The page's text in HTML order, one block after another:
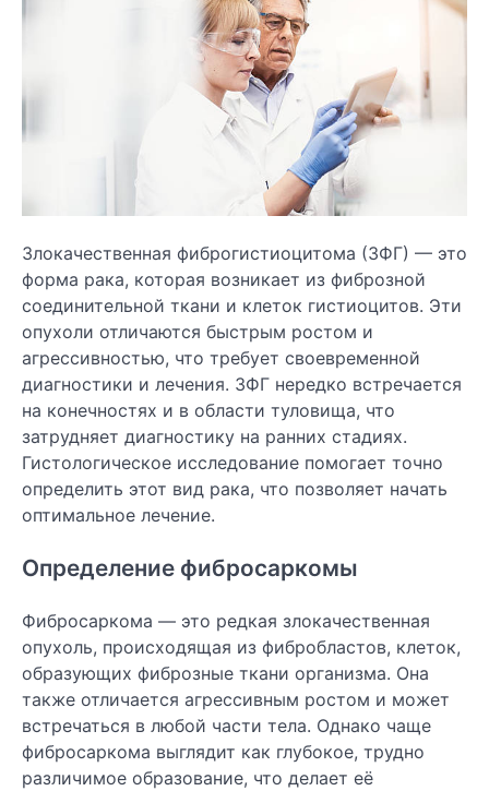
Злокачественная фиброгистиоцитома (ЗФГ) — это
форма рака, которая возникает из фиброзной
соединительной ткани и клеток гистиоцитов. Эти
опухоли отличаются быстрым ростом и
агрессивностью, что требует своевременной
диагностики и лечения. ЗФГ нередко встречается
на конечностях и в области туловища, что
затрудняет диагностику на ранних стадиях.
Гистологическое исследование помогает точно
определить этот вид рака, что позволяет начать
оптимальное лечение.
Определение фибросаркомы
Фибросаркома — это редкая злокачественная
опухоль, происходящая из фибробластов, клеток,
образующих фиброзные ткани организма. Она
также отличается агрессивным ростом и может
встречаться в любой части тела. Однако чаще
фибросаркома выглядит как глубокое, трудно
различимое образование, что делает её